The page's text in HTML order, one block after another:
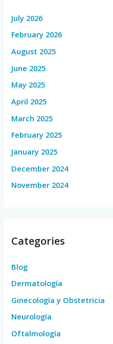
July 2026
February 2026
August 2025
June 2025
May 2025
April 2025
March 2025
February 2025
January 2025
December 2024
November 2024
Categories
Blog
Dermatología
Ginecología y Obstetricia
Neurología
Oftalmología